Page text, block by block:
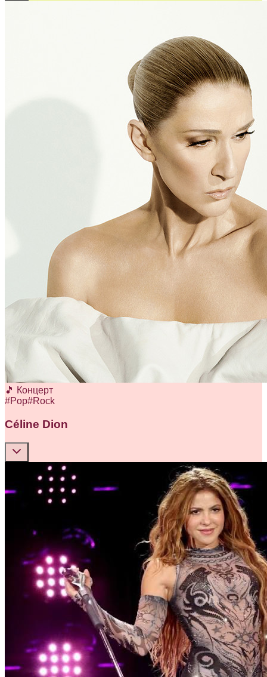
🎵 Концерт
#Pop#Rock
Céline Dion